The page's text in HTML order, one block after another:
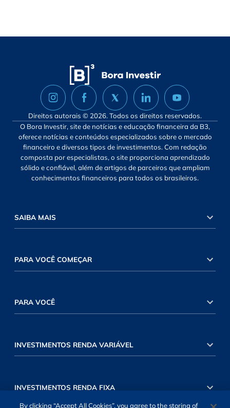
Direitos autorais © 2026. Todos os direitos reservados.
O Bora Investir, site de notícias e educação financeira da B3,
oferece notícias e conteúdos especializados sobre o mercado
financeiro e diversos tipos de investimentos. Com redação
composta por especialistas, o site proporciona aprendizado
sólido e confiável, além de artigos de parceiros que ampliam
conhecimentos financeiros para todos os brasileiros.
SAIBA MAIS
PARA VOCÊ COMEÇAR
PARA VOCÊ
INVESTIMENTOS RENDA VARIÁVEL
INVESTIMENTOS RENDA FIXA
By clicking “Accept All Cookies”, you agree to the storing of